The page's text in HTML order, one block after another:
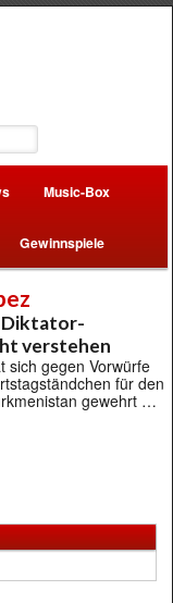
Music-Box
Gewinnspiele
Diktator-
verstehen
sich gegen Vorwürfe
für den
gewehrt …